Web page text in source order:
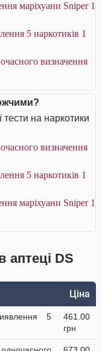
маріхуани Sniper 1
5 наркотиків 1
визначення
на наркотики
визначення
5 наркотиків 1
маріхуани Sniper 1
аптеці DS
Ціна
5
461.00
грн